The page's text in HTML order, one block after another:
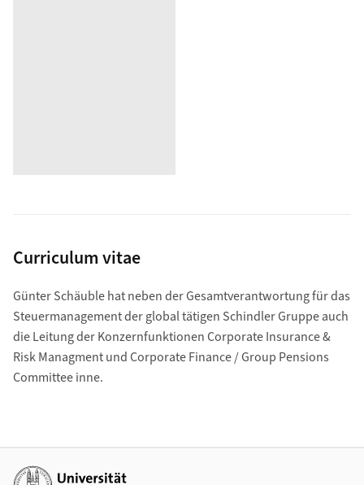
Curriculum vitae
Günter Schäuble hat neben der Gesamtverantwortung für das
Steuermanagement der global tätigen Schindler Gruppe auch
die Leitung der Konzernfunktionen Corporate Insurance &
Risk Managment und Corporate Finance / Group Pensions
Committee inne.
Weiterführende Links